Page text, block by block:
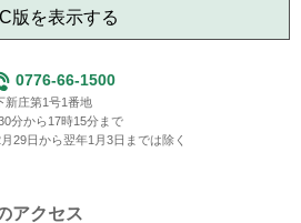
版を表示する
0776-66-1500
新庄第1号1番地
分から17時15分まで
29日から翌年1月3日までは除く
アクセス